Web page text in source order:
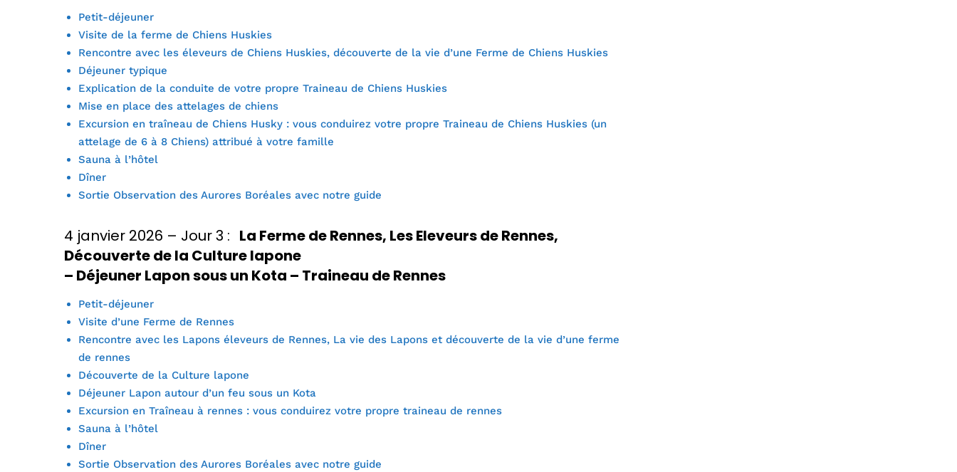
Petit-déjeuner
Visite de la ferme de Chiens Huskies
Rencontre avec les éleveurs de Chiens Huskies, découverte de la vie d’une Ferme de Chiens Huskies
Déjeuner typique
Explication de la conduite de votre propre Traineau de Chiens Huskies
Mise en place des attelages de chiens
Excursion en traîneau de Chiens Husky : vous conduirez votre propre Traineau de Chiens Huskies (un
attelage de 6 à 8 Chiens) attribué à votre famille
Sauna à l’hôtel
Dîner
Sortie Observation des Aurores Boréales avec notre guide
4 janvier 2026 – Jour 3 : La Ferme de Rennes, Les Eleveurs de Rennes,
Découverte de la Culture lapone
– Déjeuner Lapon sous un Kota – Traineau de Rennes
Petit-déjeuner
Visite d’une Ferme de Rennes
Rencontre avec les Lapons éleveurs de Rennes, La vie des Lapons et découverte de la vie d’une ferme
de rennes
Découverte de la Culture lapone
Déjeuner Lapon autour d’un feu sous un Kota
Excursion en Traîneau à rennes : vous conduirez votre propre traineau de rennes
Sauna à l’hôtel
Dîner
Sortie Observation des Aurores Boréales avec notre guide